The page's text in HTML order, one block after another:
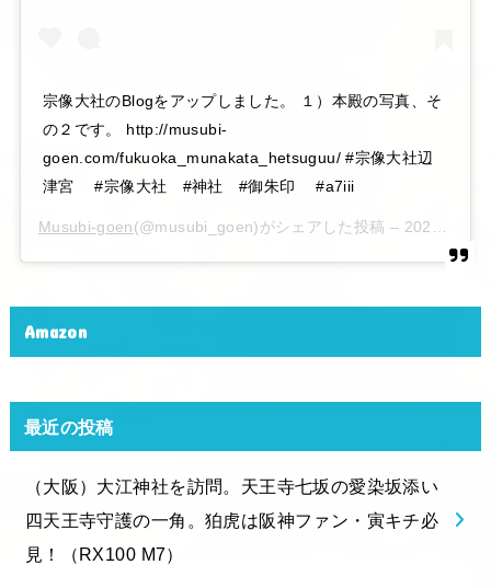
宗像大社のBlogをアップしました。 １）本殿の写真、そ
の２です。 http://musubi-
goen.com/fukuoka_munakata_hetsuguu/ #宗像大社辺
津宮 #宗像大社 #神社 #御朱印 #a7iii
Musubi-goen(@musubi_goen)がシェアした投稿 – 2020年 6月月6日午後10時15分PDT
Amazon
最近の投稿
（大阪）大江神社を訪問。天王寺七坂の愛染坂添い
四天王寺守護の一角。狛虎は阪神ファン・寅キチ必
見！（RX100 M7）